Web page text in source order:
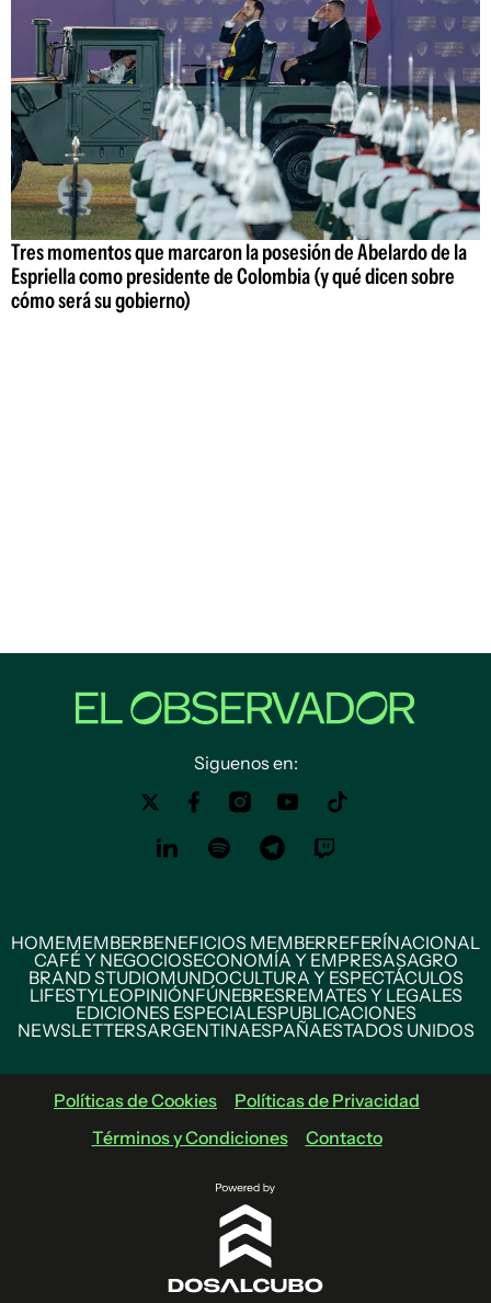
Tres momentos que marcaron la posesión de Abelardo de la
Espriella como presidente de Colombia (y qué dicen sobre
cómo será su gobierno)
Siguenos en:
HOMEMEMBERBENEFICIOS MEMBERREFERÍNACIONAL
CAFÉ Y NEGOCIOSECONOMÍA Y EMPRESASAGRO
BRAND STUDIOMUNDOCULTURA Y ESPECTÁCULOS
LIFESTYLEOPINIÓNFÚNEBRESREMATES Y LEGALES
EDICIONES ESPECIALESPUBLICACIONES
NEWSLETTERSARGENTINAESPAÑAESTADOS UNIDOS
Políticas de Cookies
Políticas de Privacidad
Términos y Condiciones
Contacto